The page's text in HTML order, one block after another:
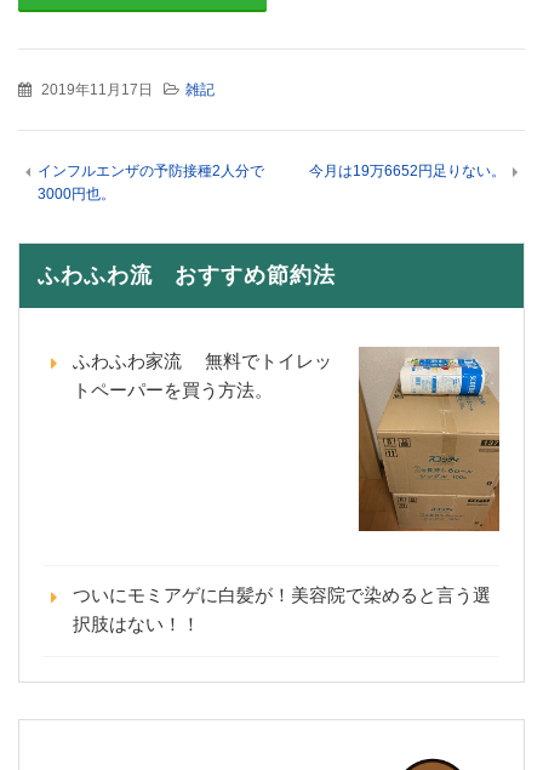
2019年11月17日 雑記
インフルエンザの予防接種2人分で
3000円也。
今月は19万6652円足りない。
ふわふわ流 おすすめ節約法
ふわふわ家流 無料でトイレッ
トペーパーを買う方法。
ついにモミアゲに白髪が！美容院で染めると言う選
択肢はない！！